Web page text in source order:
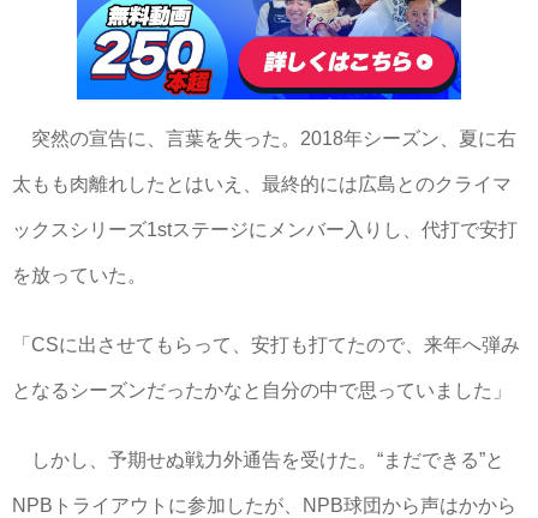
突然の宣告に、言葉を失った。2018年シーズン、夏に右
太もも肉離れしたとはいえ、最終的には広島とのクライマ
ックスシリーズ1stステージにメンバー入りし、代打で安打
を放っていた。
「CSに出させてもらって、安打も打てたので、来年へ弾み
となるシーズンだったかなと自分の中で思っていました」
しかし、予期せぬ戦力外通告を受けた。“まだできる”と
NPBトライアウトに参加したが、NPB球団から声はかから